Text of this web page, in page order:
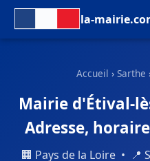
la-
Accueil › Sarthe
Mairie d'Étival-
Adresse,
🏢 Pays de la Loire • 📍